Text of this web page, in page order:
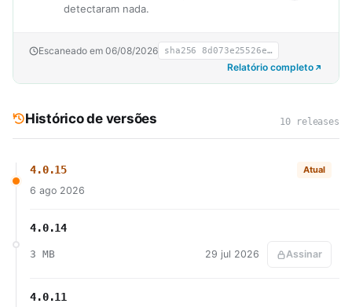
detectaram nada.
Escaneado em 06/08/2026 sha256 8d073e25526e…
Relatório completo
Histórico de versões 10 releases
4.0.15 Atual
6 ago 2026
4.0.14
3 MB 29 jul 2026 Assinar
4.0.11